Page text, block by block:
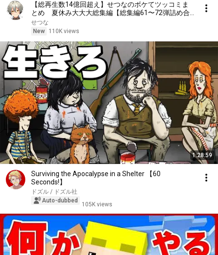
【総再生数14億回超え】せつなのボケてツッコミま
とめ 夏休み大大大総集編【総集編61〜72弾詰め合
わせ】
せつな
New
110K views
1:28:59
Surviving the Apocalypse in a Shelter 【60
Seconds!】
ドズル / ドズル社
Auto-dubbed
105K views